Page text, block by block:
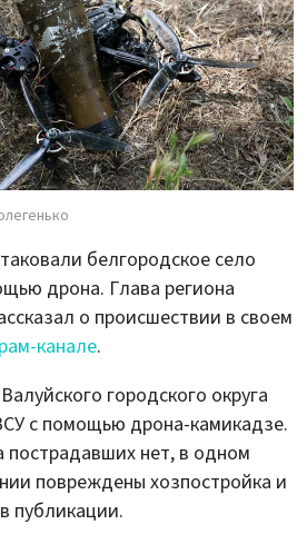
белгородское село
дрона. Глава региона
о происшествии в своем
канале.
городского округа
с помощью дрона-камикадзе.
пострадавших нет, в одном
повреждены хозпостройка и
публикации.